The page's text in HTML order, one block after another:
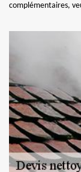
complémentaires,